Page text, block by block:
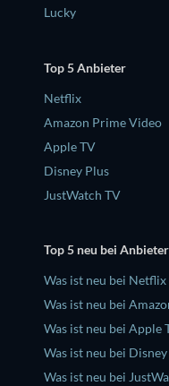
Lucky
Top 5 Anbieter
Netflix
Amazon Prime Video
Apple TV
Disney Plus
JustWatch TV
Top 5 neu bei Anbieter
Was ist neu bei Netflix
Was ist neu bei
Was ist neu bei Apple
Was ist neu bei
Was ist neu bei